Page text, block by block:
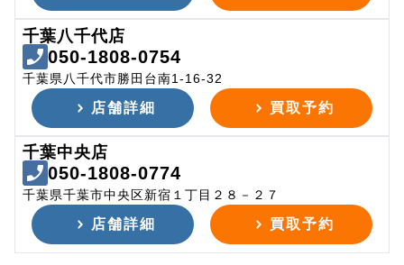
千葉八千代店
050-1808-0754
千葉県八千代市勝田台南1-16-32
店舗詳細 買取予約
千葉中央店
050-1808-0774
千葉県千葉市中央区新宿１丁目２８－２７
店舗詳細 買取予約